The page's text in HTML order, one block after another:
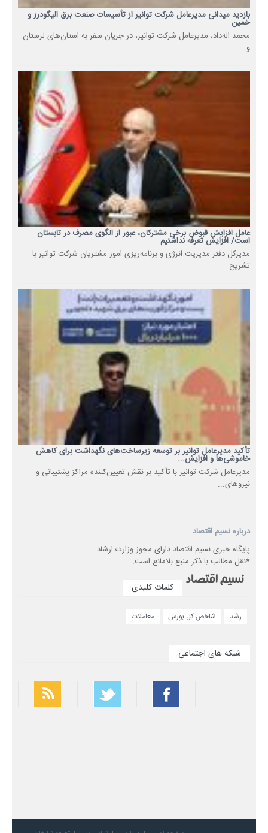
بازدید میدانی مدیرعامل شرکت توانیر از تأسیسات صنعت برق الیگودرز و
خمین
محمد اله‌داد، مدیرعامل شرکت توانیر، در جریان سفر به استان‌های لرستان
و...
عامل افزایش قبوض برخی مشترکان، عبور از الگوی مصرف در تابستان
است/ افزایش تعرفه نداشتیم
مدیرکل دفتر مدیریت انرژی و برنامه‌ریزی امور مشتریان شرکت توانیر با
تشریح...
تأکید مدیرعامل توانیر بر توسعه زیرساخت‌های نگهداشت برای کاهش
خاموشی‌ها و افزایش...
مدیرعامل شرکت توانیر با تأکید بر نقش تعیین‌کننده مراکز پشتیبانی و
نیروهای...
درباره نسیم اقتصاد
پایگاه خبری نسیم اقتصاد دارای مجوز وزارت ارشاد
*نقل مطالب با ذکر منبع بلامانع است.
کلمات کلیدی
رشد شاخص کل بورس معاملات
شبکه های اجتماعی